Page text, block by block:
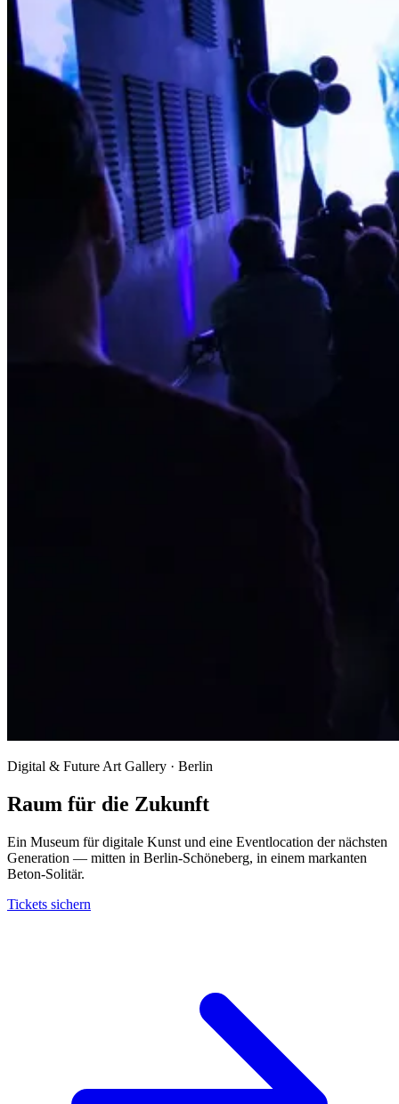
Digital & Future Art Gallery · Berlin
Raum für die Zukunft
Ein Museum für digitale Kunst und eine Eventlocation der nächsten
Generation — mitten in Berlin-Schöneberg, in einem markanten
Beton-Solitär.
Tickets sichern